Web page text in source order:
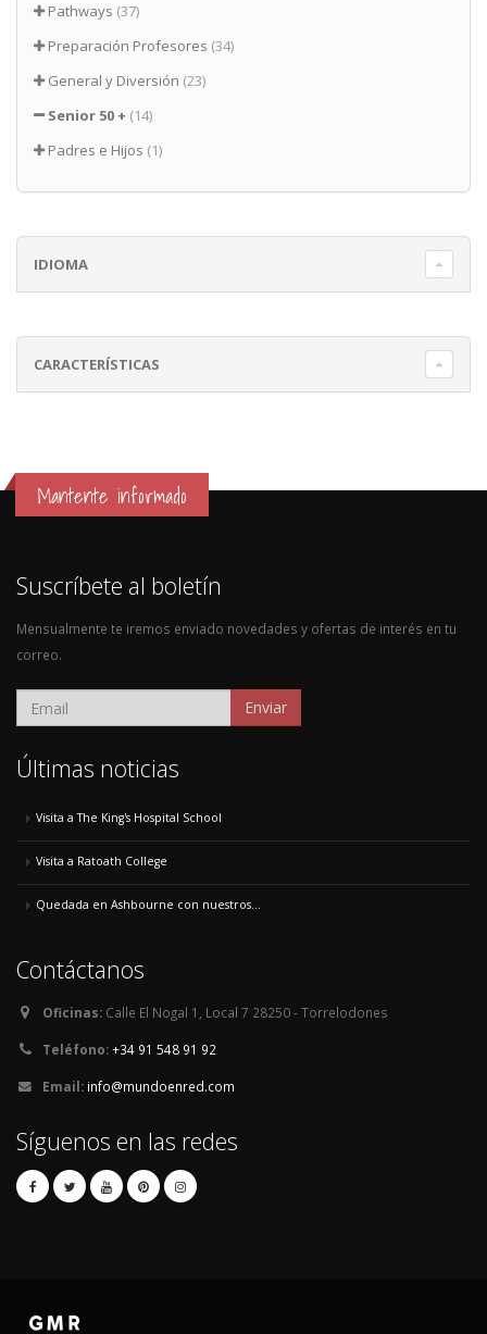
Pathways (37)
Preparación Profesores (34)
General y Diversión (23)
Senior 50 + (14)
Padres e Hijos (1)
IDIOMA
CARACTERÍSTICAS
Mantente informado
Suscríbete al boletín
Mensualmente te iremos enviado novedades y ofertas de interés en tu
correo.
Enviar
Últimas noticias
Visita a The King's Hospital School
Visita a Ratoath College
Quedada en Ashbourne con nuestros...
Contáctanos
Oficinas: Calle El Nogal 1, Local 7 28250 - Torrelodones
Teléfono:+34 91 548 91 92
Email: info@mundoenred.com
Síguenos en las redes